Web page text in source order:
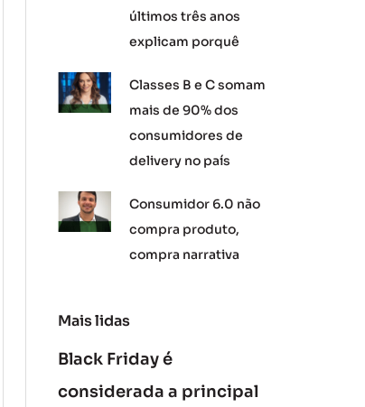
últimos três anos
explicam porquê
Classes B e C somam
mais de 90% dos
consumidores de
delivery no país
Consumidor 6.0 não
compra produto,
compra narrativa
Mais lidas
Black Friday é
considerada a principal